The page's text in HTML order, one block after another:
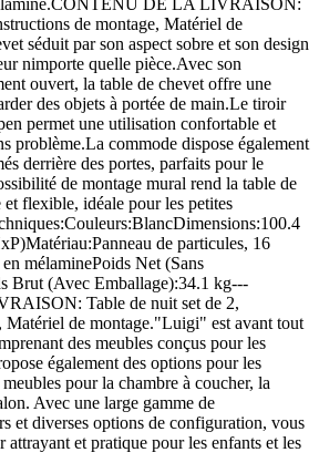
de montage, Matériel de
séduit par son aspect sobre et son design
nimporte quelle pièce.Avec son
ouvert, la table de chevet offre une
des objets à portée de main.Le tiroir
permet une utilisation confortable et
problème.La commode dispose également
derrière des portes, parfaits pour le
de montage mural rend la table de
et flexible, idéale pour les petites
de particules, 16
mélaminePoids Net (Sans
Brut (Avec Emballage):34.1 kg---
Table de nuit set de 2,
Matériel de montage."Luigi" est avant tout
des meubles conçus pour les
également des options pour les
pour la chambre à coucher, la
Avec une large gamme de
et diverses options de configuration, vous
attrayant et pratique pour les enfants et les